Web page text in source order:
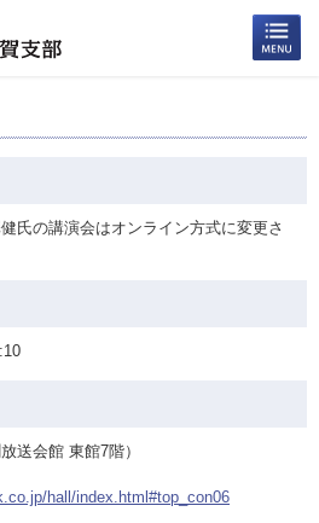
氏の講演会はオンライン方式に変更さ
送会館 東館7階）
hall/index.html#top_con06